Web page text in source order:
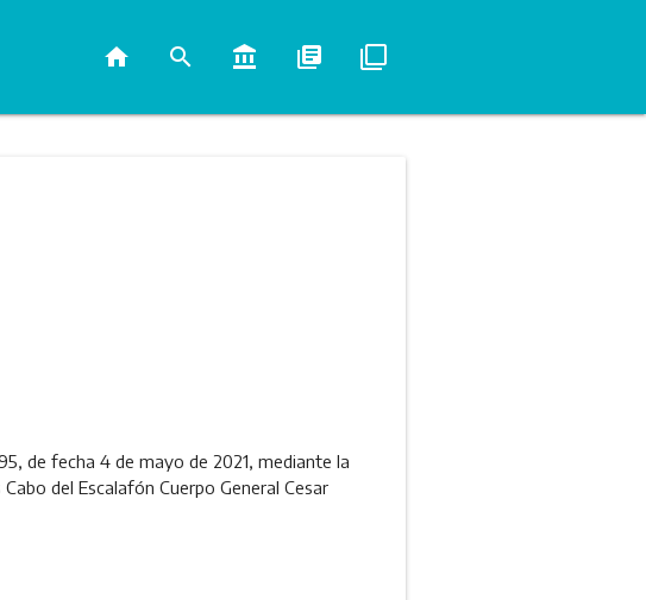
home search account_balance library_books filter_none
de fecha 4 de mayo de 2021, mediante la
del Escalafón Cuerpo General Cesar